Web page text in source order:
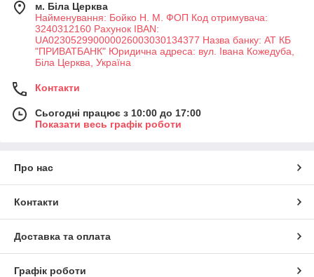
м. Біла Церква
Найменування: Бойко Н. М. ФОП Код отримувача:
3240312160 Рахунок IBAN:
UA023052990000026003030134377 Назва банку: АТ КБ
"ПРИВАТБАНК" Юридична адреса: вул. Івана Кожедуба,
Біла Церква, Україна
Контакти
Сьогодні працює з 10:00 до 17:00
Показати весь графік роботи
Про нас
Контакти
Доставка та оплата
Графік роботи